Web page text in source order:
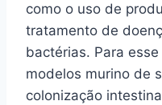
como o uso de
tratamento de
bactérias. Para
modelos murino de
colonização